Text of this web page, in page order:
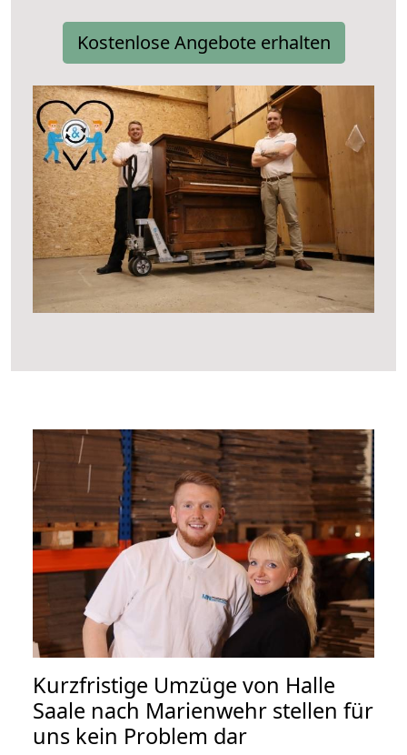
Kostenlose Angebote erhalten
Kurzfristige Umzüge von Halle
Saale nach Marienwehr stellen für
uns kein Problem dar